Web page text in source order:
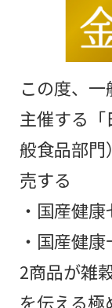
この度、
主催する
般食品部門
売する
・国産健
・国産健
2商品が雑
を伝える極